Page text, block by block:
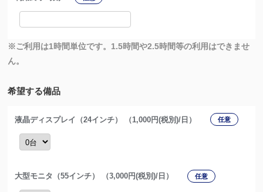
※ご利用は1時間単位です。1.5時間や2.5時間等の利用はできませ
ん。
希望する備品
液晶ディスプレイ（24インチ） （1,000円(税別)/日） 任意
大型モニタ（55インチ） （3,000円(税別)/日） 任意